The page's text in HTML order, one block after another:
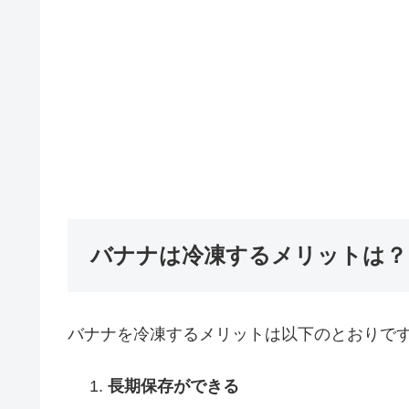
バナナは冷凍するメリットは？
バナナを冷凍するメリットは以下のとおりで
長期保存ができる